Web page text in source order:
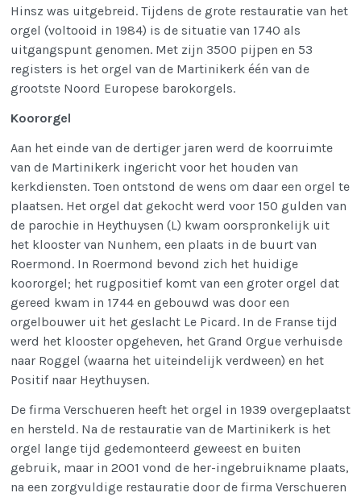
Hinsz was uitgebreid. Tijdens de grote restauratie van het
orgel (voltooid in 1984) is de situatie van 1740 als
uitgangspunt genomen. Met zijn 3500 pijpen en 53
registers is het orgel van de Martinikerk één van de
grootste Noord Europese barokorgels.
Koororgel
Aan het einde van de dertiger jaren werd de koorruimte
van de Martinikerk ingericht voor het houden van
kerkdiensten. Toen ontstond de wens om daar een orgel te
plaatsen. Het orgel dat gekocht werd voor 150 gulden van
de parochie in Heythuysen (L) kwam oorspronkelijk uit
het klooster van Nunhem, een plaats in de buurt van
Roermond. In Roermond bevond zich het huidige
koororgel; het rugpositief komt van een groter orgel dat
gereed kwam in 1744 en gebouwd was door een
orgelbouwer uit het geslacht Le Picard. In de Franse tijd
werd het klooster opgeheven, het Grand Orgue verhuisde
naar Roggel (waarna het uiteindelijk verdween) en het
Positif naar Heythuysen.
De firma Verschueren heeft het orgel in 1939 overgeplaatst
en hersteld. Na de restauratie van de Martinikerk is het
orgel lange tijd gedemonteerd geweest en buiten
gebruik, maar in 2001 vond de her-ingebruikname plaats,
na een zorgvuldige restauratie door de firma Verschueren